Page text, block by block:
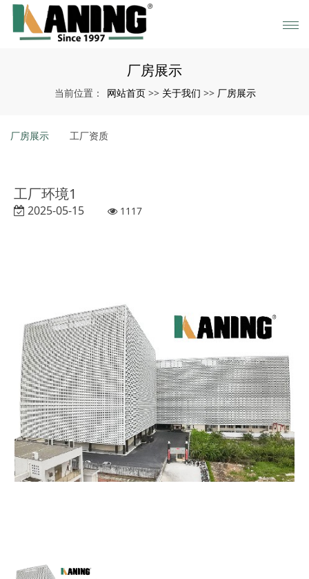
厂房展示
当前位置： 网站首页 >> 关于我们 >> 厂房展示
厂房展示 工厂资质
工厂环境1
2025-05-15 1117